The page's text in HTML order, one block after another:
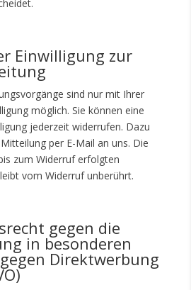
Einwilligung zur
sind nur mit Ihrer
möglich. Sie können eine
jederzeit widerrufen. Dazu
per E-Mail an uns. Die
zum Widerruf erfolgten
vom Widerruf unberührt.
gegen die
in besonderen
Direktwerbung